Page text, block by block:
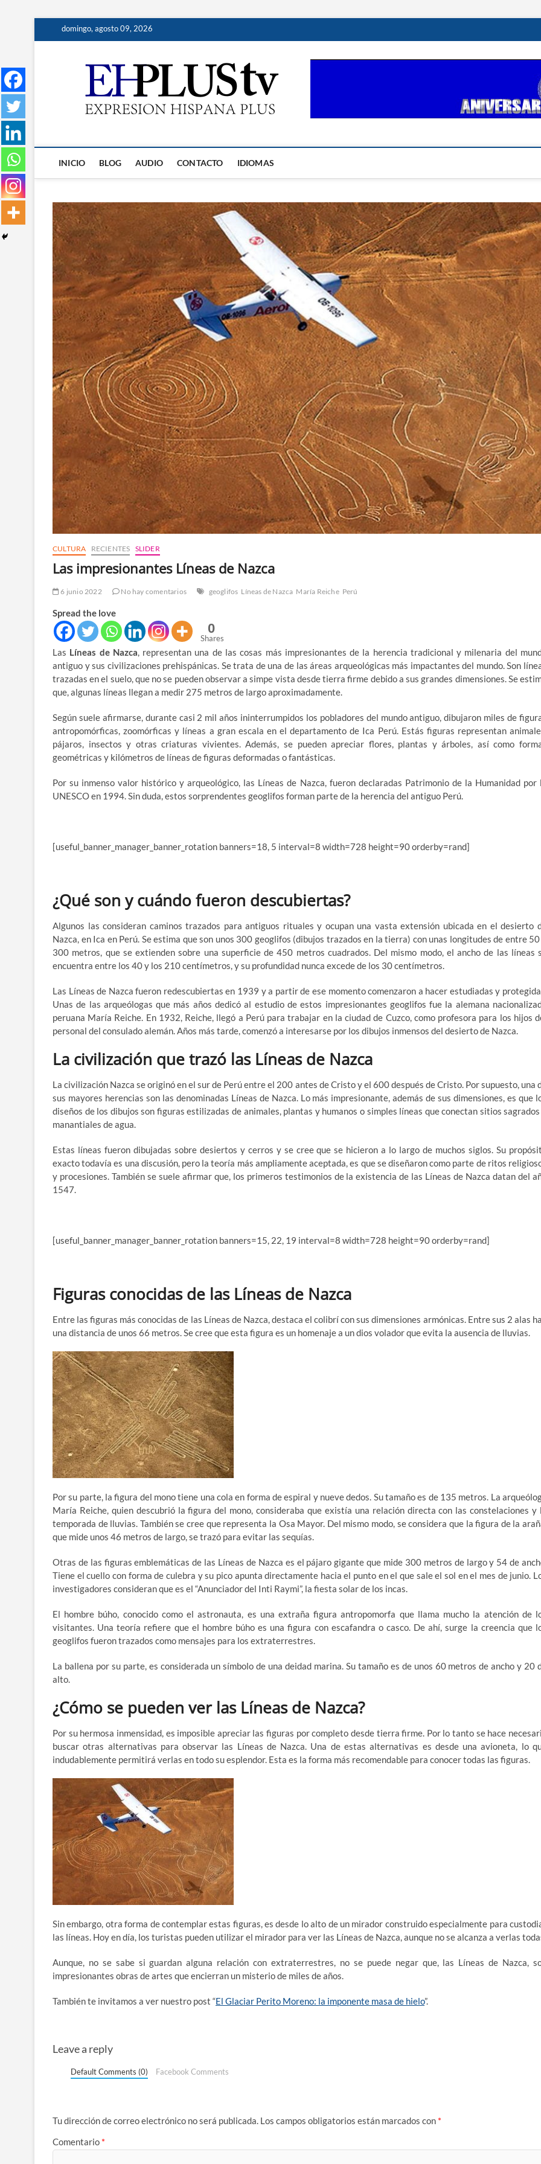
domingo, agosto 09, 2026
INICIO BLOG AUDIO CONTACTO IDIOMAS
CULTURA RECIENTES SLIDER
Las impresionantes Líneas de Nazca
6 junio 2022 No hay comentarios geoglifos Líneas de Nazca María Reiche Perú
Spread the love
0
Shares
Las Líneas de Nazca, representan una de las cosas más impresionantes de la herencia tradicional y milenaria del
antiguo y sus civilizaciones prehispánicas. Se trata de una de las áreas arqueológicas más impactantes del mundo. Son
trazadas en el suelo, que no se pueden observar a simpe vista desde tierra firme debido a sus grandes dimensiones. Se
que, algunas líneas llegan a medir 275 metros de largo aproximadamente.
Según suele afirmarse, durante casi 2 mil años ininterrumpidos los pobladores del mundo antiguo, dibujaron miles de
antropomórficas, zoomórficas y líneas a gran escala en el departamento de Ica Perú. Estás figuras representan
pájaros, insectos y otras criaturas vivientes. Además, se pueden apreciar flores, plantas y árboles, así como
geométricas y kilómetros de líneas de figuras deformadas o fantásticas.
Por su inmenso valor histórico y arqueológico, las Líneas de Nazca, fueron declaradas Patrimonio de la Humanidad por
UNESCO en 1994. Sin duda, estos sorprendentes geoglifos forman parte de la herencia del antiguo Perú.
[useful_banner_manager_banner_rotation banners=18, 5 interval=8 width=728 height=90 orderby=rand]
¿Qué son y cuándo fueron descubiertas?
Algunos las consideran caminos trazados para antiguos rituales y ocupan una vasta extensión ubicada en el desierto
Nazca, en Ica en Perú. Se estima que son unos 300 geoglifos (dibujos trazados en la tierra) con unas longitudes de entre
300 metros, que se extienden sobre una superficie de 450 metros cuadrados. Del mismo modo, el ancho de las líneas
encuentra entre los 40 y los 210 centímetros, y su profundidad nunca excede de los 30 centímetros.
Las Líneas de Nazca fueron redescubiertas en 1939 y a partir de ese momento comenzaron a hacer estudiadas y
Unas de las arqueólogas que más años dedicó al estudio de estos impresionantes geoglifos fue la alemana
peruana María Reiche. En 1932, Reiche, llegó a Perú para trabajar en la ciudad de Cuzco, como profesora para los hijos
personal del consulado alemán. Años más tarde, comenzó a interesarse por los dibujos inmensos del desierto de Nazca.
La civilización que trazó las Líneas de Nazca
La civilización Nazca se originó en el sur de Perú entre el 200 antes de Cristo y el 600 después de Cristo. Por supuesto, una
sus mayores herencias son las denominadas Líneas de Nazca. Lo más impresionante, además de sus dimensiones, es que
diseños de los dibujos son figuras estilizadas de animales, plantas y humanos o simples líneas que conectan sitios
manantiales de agua.
Estas líneas fueron dibujadas sobre desiertos y cerros y se cree que se hicieron a lo largo de muchos siglos. Su
exacto todavía es una discusión, pero la teoría más ampliamente aceptada, es que se diseñaron como parte de ritos
y procesiones. También se suele afirmar que, los primeros testimonios de la existencia de las Líneas de Nazca datan del
1547.
[useful_banner_manager_banner_rotation banners=15, 22, 19 interval=8 width=728 height=90 orderby=rand]
Figuras conocidas de las Líneas de Nazca
Entre las figuras más conocidas de las Líneas de Nazca, destaca el colibrí con sus dimensiones armónicas. Entre sus 2 alas
una distancia de unos 66 metros. Se cree que esta figura es un homenaje a un dios volador que evita la ausencia de lluvias.
Por su parte, la figura del mono tiene una cola en forma de espiral y nueve dedos. Su tamaño es de 135 metros. La
María Reiche, quien descubrió la figura del mono, consideraba que existía una relación directa con las constelaciones y
temporada de lluvias. También se cree que representa la Osa Mayor. Del mismo modo, se considera que la figura de la
que mide unos 46 metros de largo, se trazó para evitar las sequías.
Otras de las figuras emblemáticas de las Líneas de Nazca es el pájaro gigante que mide 300 metros de largo y 54 de
Tiene el cuello con forma de culebra y su pico apunta directamente hacia el punto en el que sale el sol en el mes de junio.
investigadores consideran que es el “Anunciador del Inti Raymi”, la fiesta solar de los incas.
El hombre búho, conocido como el astronauta, es una extraña figura antropomorfa que llama mucho la atención de
visitantes. Una teoría refiere que el hombre búho es una figura con escafandra o casco. De ahí, surge la creencia que
geoglifos fueron trazados como mensajes para los extraterrestres.
La ballena por su parte, es considerada un símbolo de una deidad marina. Su tamaño es de unos 60 metros de ancho y 20
alto.
¿Cómo se pueden ver las Líneas de Nazca?
Por su hermosa inmensidad, es imposible apreciar las figuras por completo desde tierra firme. Por lo tanto se hace
buscar otras alternativas para observar las Líneas de Nazca. Una de estas alternativas es desde una avioneta, lo
indudablemente permitirá verlas en todo su esplendor. Esta es la forma más recomendable para conocer todas las figuras.
Sin embargo, otra forma de contemplar estas figuras, es desde lo alto de un mirador construido especialmente para
las líneas. Hoy en día, los turistas pueden utilizar el mirador para ver las Líneas de Nazca, aunque no se alcanza a verlas
Aunque, no se sabe si guardan alguna relación con extraterrestres, no se puede negar que, las Líneas de Nazca,
impresionantes obras de artes que encierran un misterio de miles de años.
También te invitamos a ver nuestro post “El Glaciar Perito Moreno: la imponente masa de hielo”.
Leave a reply
Default Comments (0) Facebook Comments
Tu dirección de correo electrónico no será publicada. Los campos obligatorios están marcados con *
Comentario *